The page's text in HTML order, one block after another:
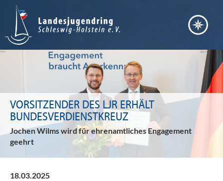
VORSITZENDER DES LJR ERHÄLT
BUNDESVERDIENSTKREUZ
Jochen Wilms wird für ehrenamtliches Engagement
geehrt
18.03.2025